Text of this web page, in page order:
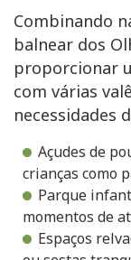
Combinando
balnear dos
proporcionar
com várias
necessidades
Açudes de
crianças como
Parque
momentos de
Espaços